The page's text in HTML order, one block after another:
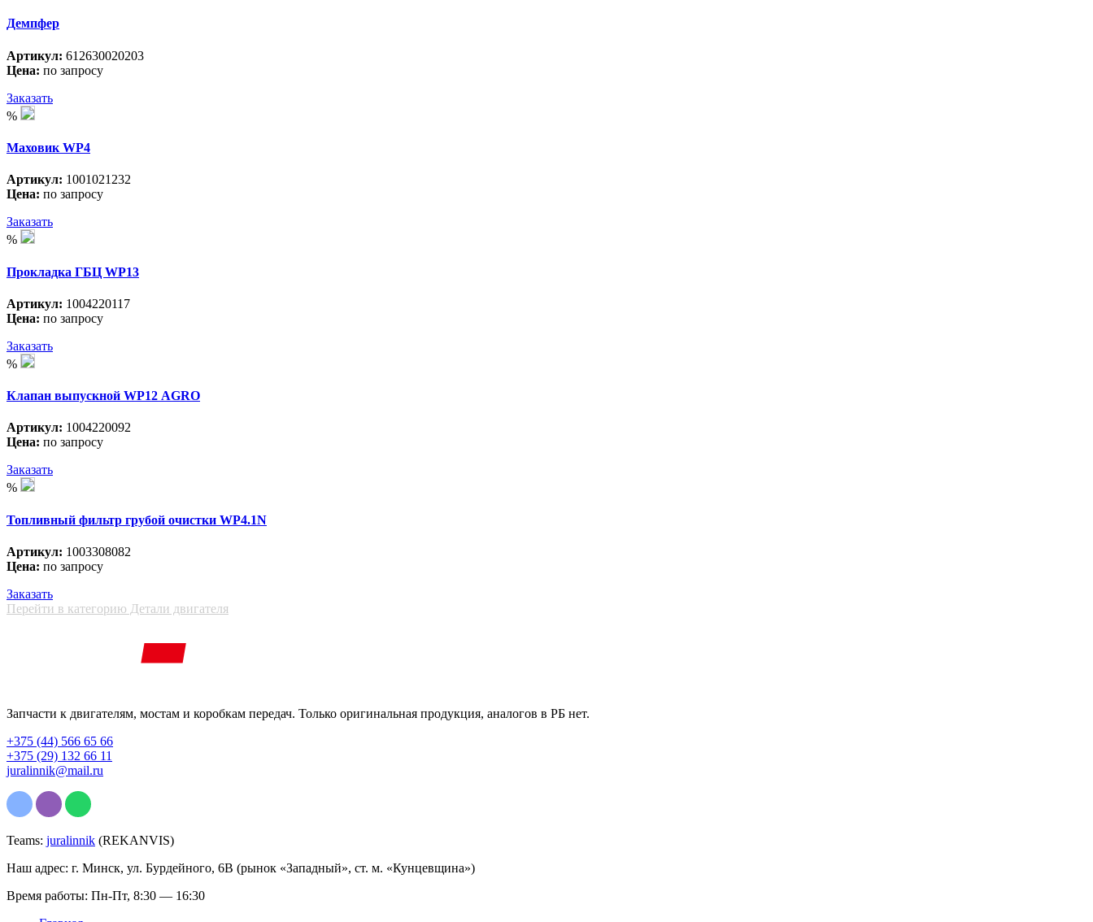
Демпфер
Артикул: 612630020203
Цена: по запросу
Заказать
%
Маховик WP4
Артикул: 1001021232
Цена: по запросу
Заказать
%
Прокладка ГБЦ WP13
Артикул: 1004220117
Цена: по запросу
Заказать
%
Клапан выпускной WP12 АGRO
Артикул: 1004220092
Цена: по запросу
Заказать
%
Топливный фильтр грубой очистки WP4.1N
Артикул: 1003308082
Цена: по запросу
Заказать
Перейти в категорию Детали двигателя
Запчасти к двигателям, мостам и коробкам передач. Только оригинальная продукция, аналогов в РБ нет.
+375 (44) 566 65 66
+375 (29) 132 66 11
juralinnik@mail.ru
Teams: juralinnik (REKANVIS)
Наш адрес: г. Минск, ул. Бурдейного, 6В (рынок «Западный», ст. м. «Кунцевщина»)
Время работы: Пн-Пт, 8:30 — 16:30